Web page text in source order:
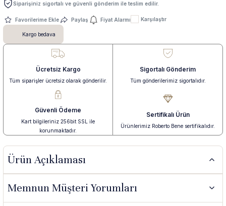
Siparişiniz sigortalı ve güvenli gönderim ile teslim edilir.
Paylaş Fiyat Alarmı Karşılaştır
Kargo bedava
Ücretsiz Kargo
Tüm siparişler ücretsiz olarak gönderilir.
Sigortalı Gönderim
Tüm gönderilerimiz sigortalıdır.
Güvenli Ödeme
Kart bilgileriniz 256bit SSL ile
korunmaktadır.
Sertifikalı Ürün
Ürünlerimiz Roberto Bene sertifikalıdır.
Ürün Açıklaması
Memnun Müşteri Yorumları